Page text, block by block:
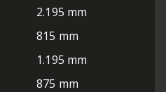
2.195 mm
815 mm
1.195 mm
875 mm